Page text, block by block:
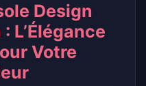
Design
L’Élégance
Votre